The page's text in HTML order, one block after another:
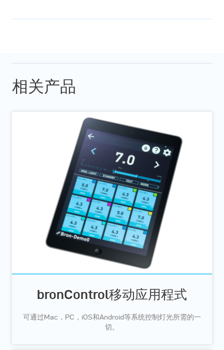
相关产品
bronControl移动应用程式
可通过Mac，PC，iOS和Android等系统控制灯光所需的一
切。